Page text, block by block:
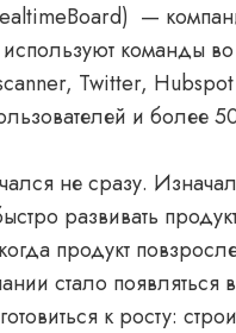
—
команды
Twitter,
и более
не сразу.
развивать
продукт
стало
к росту: